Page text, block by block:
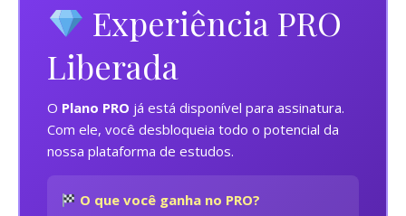
Experiência PRO
Liberada
O Plano PRO já está disponível para assinatura.
Com ele, você desbloqueia todo o potencial da
nossa plataforma de estudos.
O que você ganha no PRO?